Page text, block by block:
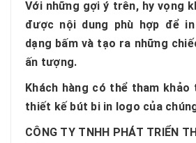
Với những gợi ý trên, hy vọng
được nội dung phù hợp để
dạng bấm và tạo ra những
ấn tượng.
Khách hàng có thể tham khảo
thiết kế bút bi in logo của
CÔNG TY TNHH PHÁT TRIỂN